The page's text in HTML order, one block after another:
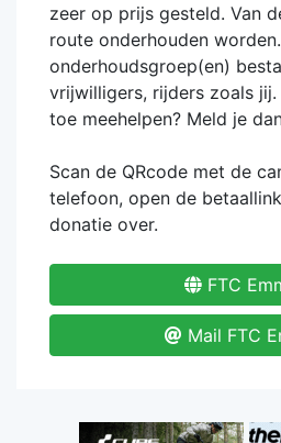
zeer op prijs gesteld. Van
route onderhouden
onderhoudsgroep(en)
vrijwilligers, rijders zoals
toe meehelpen? Meld je
Scan de QRcode met de
telefoon, open de
donatie over.
FTC
Mail FTC